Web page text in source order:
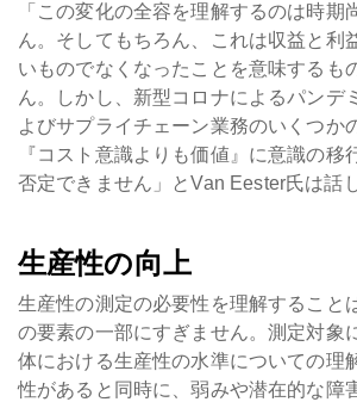
「この変化の全容を理解するのは時期
ん。そしてもちろん、これは収益と利
いものでなくなったことを意味するも
ん。しかし、新型コロナによるパンデ
よびサプライチェーン業務のいくつか
『コスト意識よりも価値』に意識の移
否定できません」とVan Eester氏は話
生産性の向上
生産性の測定の必要性を理解すること
の要素の一部にすぎません。測定対象
体における生産性の水準についての理
性があると同時に、弱みや潜在的な障